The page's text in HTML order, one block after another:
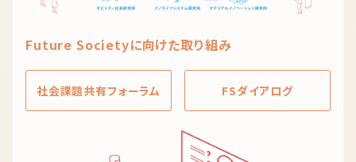
Future Societyに向けた取り組み
社会課題共有フォーラム FSダイアログ